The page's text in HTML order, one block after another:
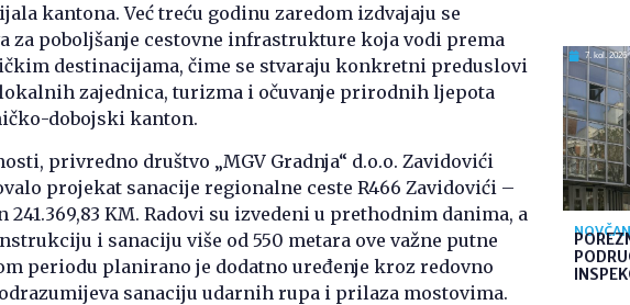
kantona. Već treću godinu zaredom izdvajaju se
za poboljšanje cestovne infrastrukture koja vodi prema
destinacijama, čime se stvaraju konkretni preduslovi
zajednica, turizma i očuvanje prirodnih ljepota
dobojski kanton.
privredno društvo „MGV Gradnja“ d.o.o. Zavidovići
projekat sanacije regionalne ceste R466 Zavidovići –
241.369,83 KM. Radovi su izvedeni u prethodnim danima, a
i sanaciju više od 550 metara ove važne putne
periodu planirano je dodatno uređenje kroz redovno
sanaciju udarnih rupa i prilaza mostovima.
7. kol. 2026